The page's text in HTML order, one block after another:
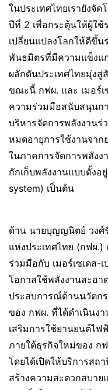
ในประเทศไทยเรายังจัด
ปีที่ 2 เพื่อกระตุ้นให้ผู้ใ
เปลี่ยนแปลงโลกให้ดีขึ้น
พันธมิตรที่มีความแข็งแ
ผลักดันประเทศไทยมุ่งสู่
ขณะนี้ กฟผ. และ เมอร์เ
ความร่วมมือสนับสนุนก
บริหารจัดการพลังงานร่
หมดอายุการใช้งานจา
ในภาคการจัดการพลังง
กักเก็บพลังงานแบบตั้ง
system) เป็นต้น
ด้าน นายบุญญนิตย์ วงศ์
แห่งประเทศไทย (กฟผ
ร่วมมือกับ เมอร์เซเดส-
โอกาสใช้พลังงานสะอ
ประสบการณ์ด้านนวัตก
ของ กฟผ. ที่ได้ดำเนินง
เสริมการใช้ยานยนต์ไฟ
ภายใต้ธุรกิจใหม่ของ กฟ
โดยได้เปิดให้บริการสถ
สร้างความสะดวกสบา